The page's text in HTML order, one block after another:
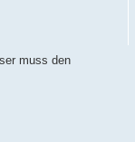
muss den